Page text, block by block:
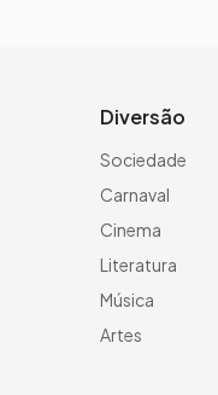
Diversão
Sociedade
Carnaval
Cinema
Literatura
Música
Artes